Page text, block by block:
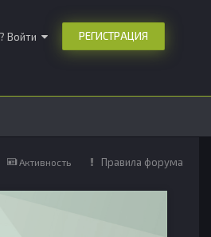
Войти РЕГИСТРАЦИЯ
Активность Правила форума